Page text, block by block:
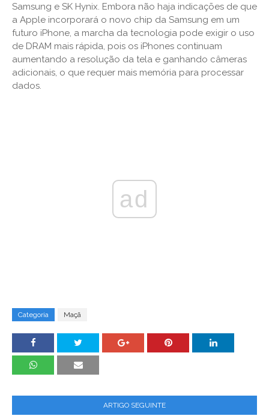
Samsung e SK Hynix. Embora não haja indicações de que
a Apple incorporará o novo chip da Samsung em um
futuro iPhone, a marcha da tecnologia pode exigir o uso
de DRAM mais rápida, pois os iPhones continuam
aumentando a resolução da tela e ganhando câmeras
adicionais, o que requer mais memória para processar
dados.
ad
Categoria Maçã
ARTIGO SEGUINTE